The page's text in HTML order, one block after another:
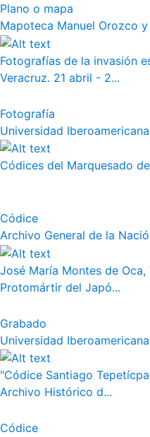
Plano o mapa
Mapoteca Manuel Orozco y
Fotografías de la invasión
Veracruz. 21 abril - 2...
Fotografía
Universidad Iberoamericana
Códices del Marquesado
Códice
Archivo General de la
José María Montes de Oca,
Protomártir del Japó...
Grabado
Universidad Iberoamericana
"Códice Santiago
Archivo Histórico d...
Códice